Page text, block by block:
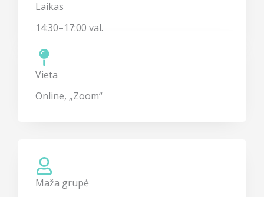
Laikas
14:30–17:00 val.
Vieta
Online, „Zoom“
Maža grupė